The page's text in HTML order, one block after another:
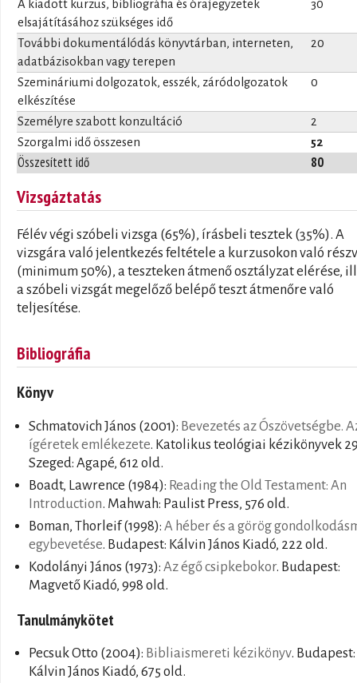
Összesített idő 80
A kiadott kurzus, bibliográfia és órajegyzetek
elsajátításához szükséges idő
30
További dokumentálódás könyvtárban, interneten,
adatbázisokban vagy terepen
20
Szemináriumi dolgozatok, esszék, záródolgozatok
elkészítése
0
Személyre szabott konzultáció
2
Szorgalmi idő összesen
52
Vizsgáztatás
Félév végi szóbeli vizsga (65%), írásbeli tesztek (35%). A
vizsgára való jelentkezés feltétele a kurzusokon való
(minimum 50%), a teszteken átmenő osztályzat elérése,
a szóbeli vizsgát megelőző belépő teszt átmenőre való
teljesítése.
Bibliográfia
Könyv
Schmatovich János (2001): Bevezetés az Ószövetségbe.
ígéretek emlékezete. Katolikus teológiai kézikönyvek
Szeged: Agapé, 612 old.
Boadt, Lawrence (1984): Reading the Old Testament: An
Introduction. Mahwah: Paulist Press, 576 old.
Boman, Thorleif (1998): A héber és a görög
egybevetése. Budapest: Kálvin János Kiadó, 222 old.
Kodolányi János (1973): Az égő csipkebokor. Budapest:
Magvető Kiadó, 998 old.
Tanulmánykötet
Pecsuk Otto (2004): Bibliaismereti kézikönyv. Budapest:
Kálvin János Kiadó, 675 old.